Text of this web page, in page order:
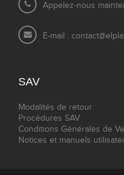
Appelez-nous
E-mail :
SAV
Modalités de retour
Procédures SAV
Conditions Générales de
Notices et manuels